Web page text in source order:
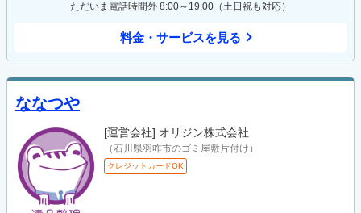
ただいま電話時間外 8:00～19:00（土日祝も対応）
料金・サービスを見る
ななつや
[運営会社] オリジン株式会社
（石川県羽咋市のゴミ屋敷片付け）
クレジットカードOK